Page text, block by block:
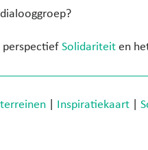
perspectief Solidariteit en
Inspiratiekaart